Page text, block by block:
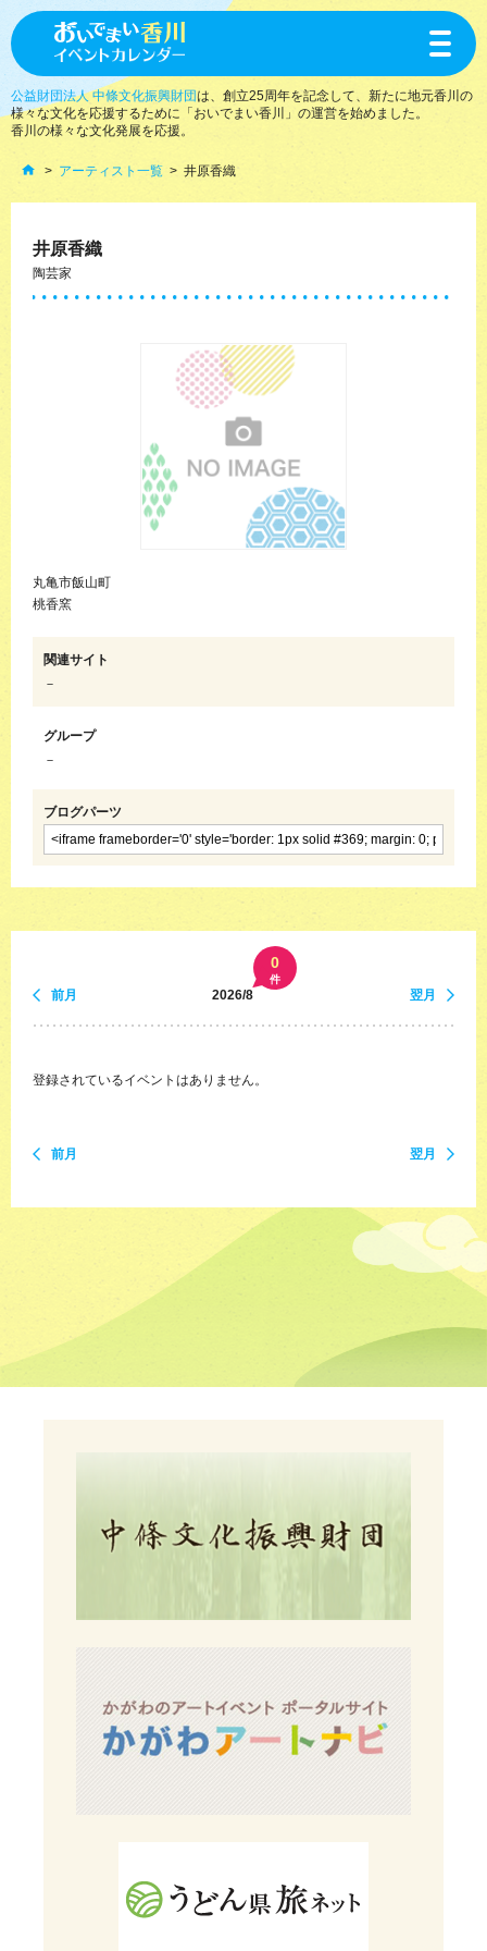
toggle
公益財団法人 中條文化振興財団は、創立25周年を記念して、新たに地元香川の
様々な文化を応援するために「おいでまい香川」の運営を始めました。
香川の様々な文化発展を応援。
アーティスト一覧 井原香織
井原香織
陶芸家
丸亀市飯山町
桃香窯
関連サイト
－
グループ
－
ブログパーツ
前月 2026/8
0
件
翌月
登録されているイベントはありません。
前月 翌月